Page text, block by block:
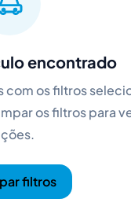
encontrado
com os filtros
os filtros para
filtros